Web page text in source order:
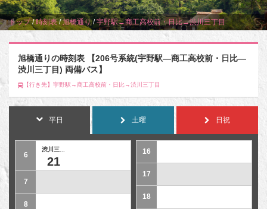
トップ/時刻表/旭橋通り/宇野駅→商工高校前・日比→渋川三丁目
旭橋通りの時刻表 【206号系統(宇野駅―商工高校前・日比―
渋川三丁目) 両備バス】
【行き先】宇野駅→商工高校前・日比→渋川三丁目
平日 土曜 日祝
6
渋川三...
21
7
8
16
17
18